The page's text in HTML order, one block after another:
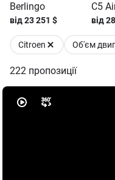
Berlingo
від23 251 $
C5
від
Citroen Об'єм
222 пропозиції